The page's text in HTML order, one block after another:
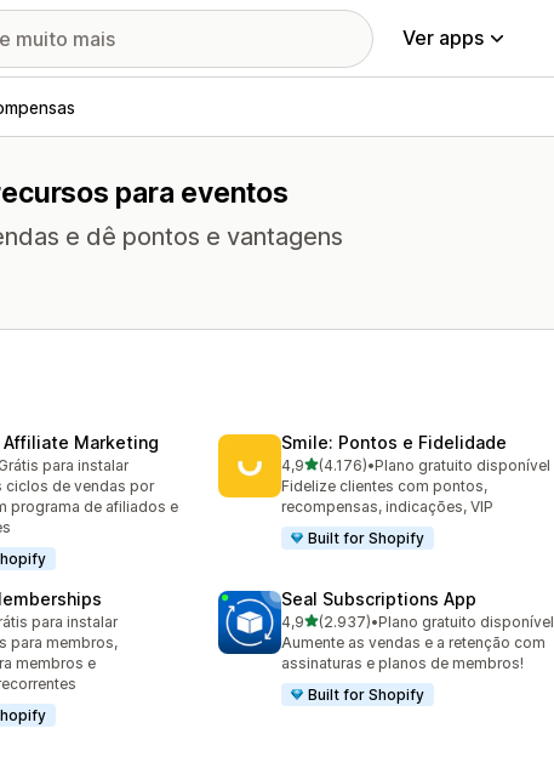
Ver apps
para eventos
e dê pontos e vantagens
Affiliate Marketing
ao todo
para instalar
ciclos de vendas por
programa de afiliados e
Smile: Pontos e Fidelidade
4,9de 5 estrelas
(4.176)
4176 avaliações ao todo
•Plano gratuito disponível
Fidelize clientes com pontos,
recompensas, indicações, VIP
Built for Shopify
ao todo
para instalar
para membros,
membros e
Seal Subscriptions App
4,9de 5 estrelas
(2.937)
2937 avaliações ao todo
•Plano gratuito disponível
Aumente as vendas e a retenção com
assinaturas e planos de membros!
Built for Shopify